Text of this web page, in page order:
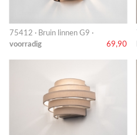
75412 · Bruin linnen G9 ·
voorradig
69,90